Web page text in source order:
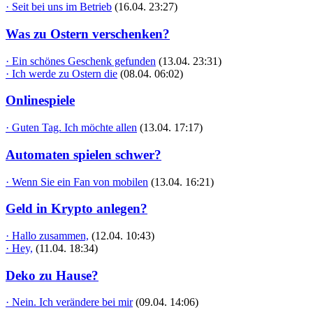
· Seit bei uns im Betrieb (16.04. 23:27)
Was zu Ostern verschenken?
· Ein schönes Geschenk gefunden (13.04. 23:31)
· Ich werde zu Ostern die (08.04. 06:02)
Onlinespiele
· Guten Tag. Ich möchte allen (13.04. 17:17)
Automaten spielen schwer?
· Wenn Sie ein Fan von mobilen (13.04. 16:21)
Geld in Krypto anlegen?
· Hallo zusammen, (12.04. 10:43)
· Hey, (11.04. 18:34)
Deko zu Hause?
· Nein. Ich verändere bei mir (09.04. 14:06)